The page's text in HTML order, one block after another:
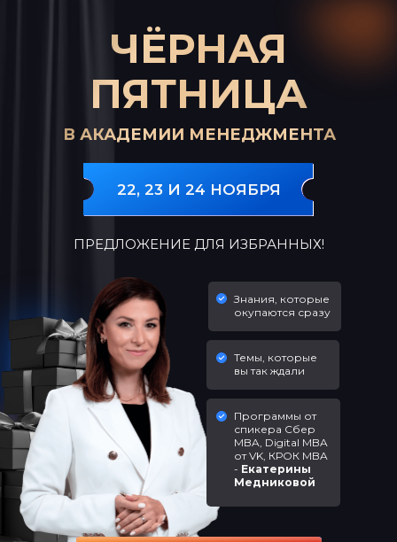
ЧЁРНАЯ
ПЯТНИЦА
ПРЕДЛОЖЕНИЕ ДЛЯ ИЗБРАННЫХ!
Программы от
спикера Сбер
MBA, Digital MBA
от VK, КРОК MBA
- Екатерины
Медниковой
Знания, которые
окупаются сразу
Темы, которые
вы так ждали
22, 23 И 24 НОЯБРЯ
В АКАДЕМИИ МЕНЕДЖМЕНТА